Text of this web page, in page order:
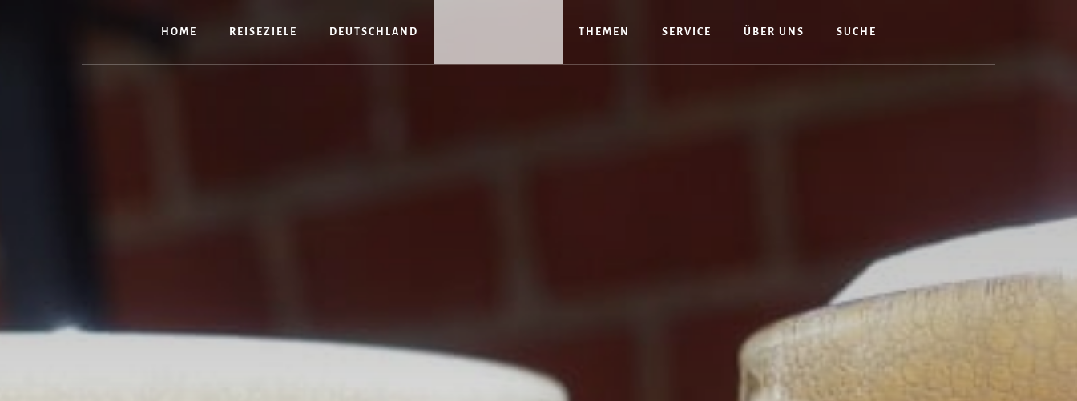
HOME REISEZIELE DEUTSCHLAND THEMEN SERVICE ÜBER UNS SUCHE